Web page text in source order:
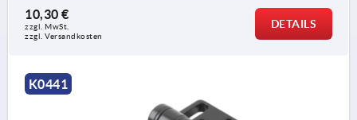
10,30 €
zzgl. MwSt.
zzgl. Versandkosten
DETAILS
K0441